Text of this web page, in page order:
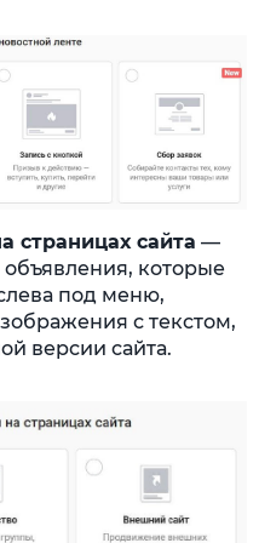
страницах сайта —
объявления, которые
под меню,
с текстом,
версии сайта.